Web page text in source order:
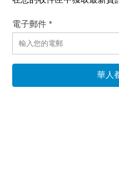
與此同時，美國正在向中
士兵正陸續抵達，一支海
另一支部隊也在部署中。
那麼觀眾朋友，如國談不